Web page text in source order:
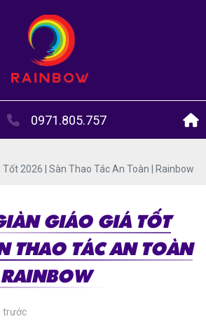
0971.805.757
Tốt 2026 | Sàn Thao Tác An Toàn | Rainbow
GIÁO GIÁ TỐT
THAO TÁC AN TOÀN
trước